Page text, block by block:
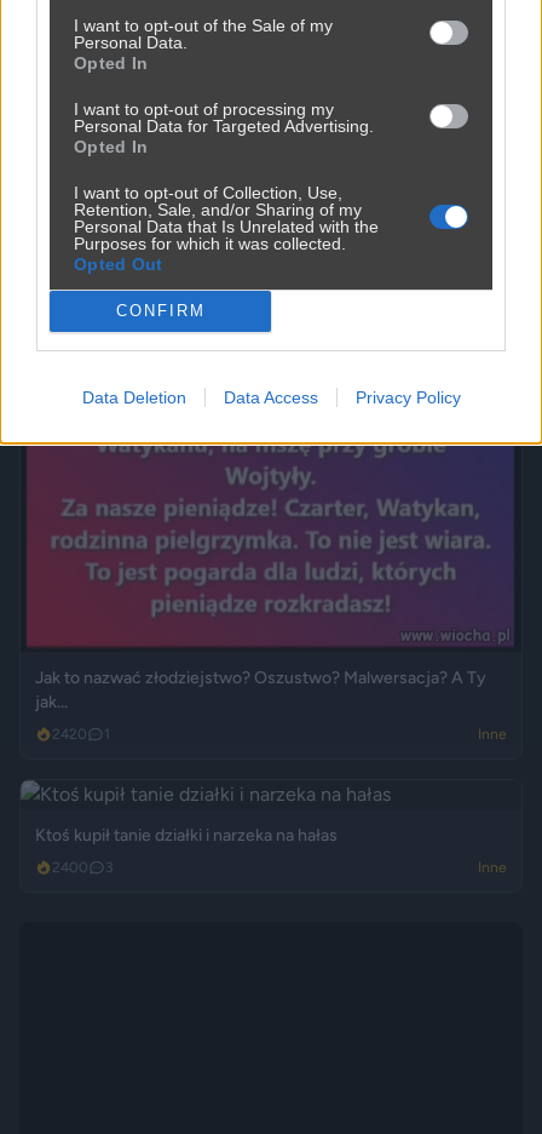
I want to opt-out of the Sale of my
Personal Data.
Opted In
I want to opt-out of processing my
Personal Data for Targeted Advertising.
Opted In
I want to opt-out of Collection, Use,
Retention, Sale, and/or Sharing of my
Personal Data that Is Unrelated with the
Purposes for which it was collected.
Opted Out
CONFIRM
Data Deletion Data Access Privacy Policy
Powinna do pakietu być
2450 9
Jak to nazwać złodziejstwo? Oszustwo? Malwersacja? A Ty
jak...
2420 1 Inne
Ktoś kupił tanie działki i narzeka na hałas
2400 3 Inne